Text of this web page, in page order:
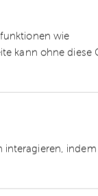
wie
kann ohne diese
interagieren, indem